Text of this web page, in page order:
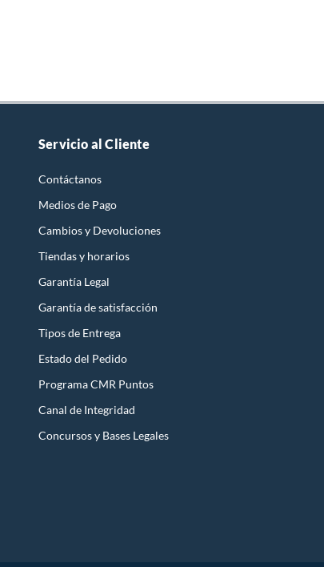
Servicio al Cliente
Contáctanos
Medios de Pago
Cambios y Devoluciones
Tiendas y horarios
Garantía Legal
Garantía de satisfacción
Tipos de Entrega
Estado del Pedido
Programa CMR Puntos
Canal de Integridad
Concursos y Bases Legales